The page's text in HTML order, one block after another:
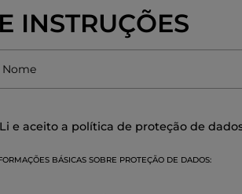
INSTRUÇÕES
Li e aceito a política de proteção de
BÁSICAS SOBRE PROTEÇÃO DE DADOS: